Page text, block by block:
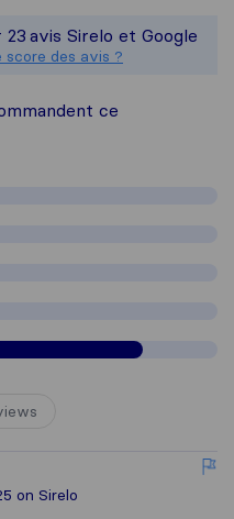
pas
recueillis
23 avis Sirelo et Google
des avis ?
ce
on Sirelo